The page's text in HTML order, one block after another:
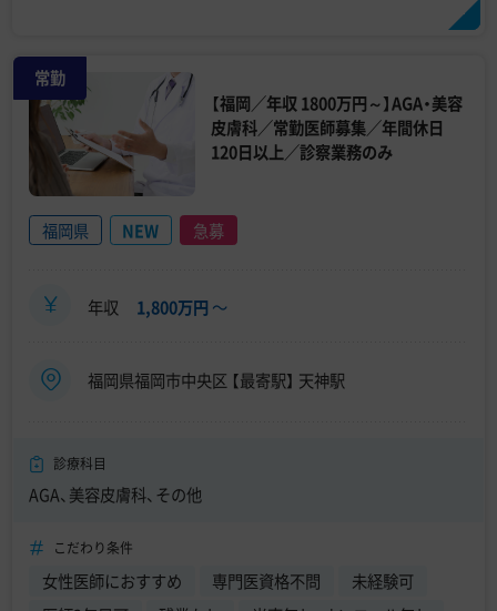
常勤
【福岡／年収 1800万円～】AGA・美容
皮膚科／常勤医師募集／年間休日
120日以上／診察業務のみ
福岡県 NEW 急募
年収 1,800万円 〜
福岡県福岡市中央区 【最寄駅】 天神駅
診療科目
AGA、美容皮膚科、その他
こだわり条件
女性医師におすすめ 専門医資格不問
未経験可